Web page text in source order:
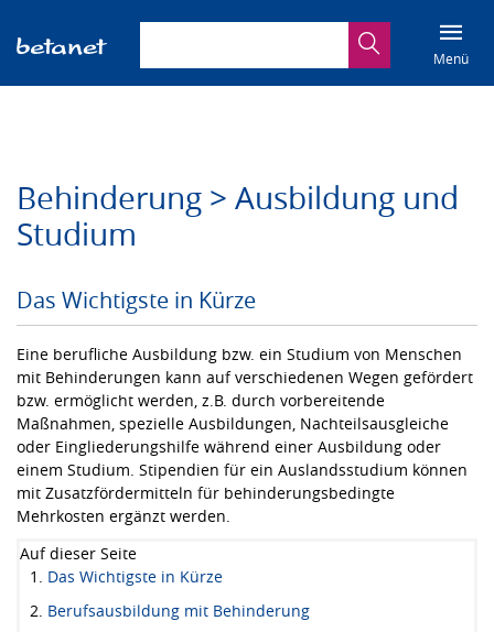
SucheMenü
Behinderung > Ausbildung und
Studium
Das Wichtigste in Kürze
Eine berufliche Ausbildung bzw. ein Studium von Menschen
mit Behinderungen kann auf verschiedenen Wegen gefördert
bzw. ermöglicht werden, z.B. durch vorbereitende
Maßnahmen, spezielle Ausbildungen, Nachteilsausgleiche
oder Eingliederungshilfe während einer Ausbildung oder
einem Studium. Stipendien für ein Auslandsstudium können
mit Zusatzfördermitteln für behinderungsbedingte
Mehrkosten ergänzt werden.
Auf dieser Seite
Das Wichtigste in Kürze
Berufsausbildung mit Behinderung